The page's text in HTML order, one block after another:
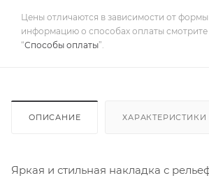
Цены отличаются в зависимости от
информацию о способах оплаты смотрите
“Способы оплаты”.
ОПИСАНИЕ ХАРАКТЕРИСТИКИ
Яркая и стильная накладка с